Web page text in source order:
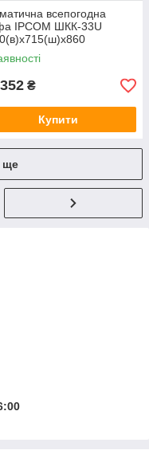
всепогодна
IPCOM ШКК-33U
₴
Купити
ще